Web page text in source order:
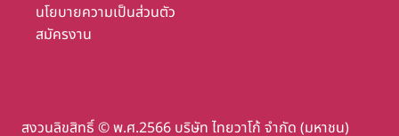
นโยบายความเป็นส่วนตัว
สมัครงาน
สงวนลิขสิทธิ์ © พ.ศ.2566 บริษัท ไทยวาโก้ จำกัด (มหาชน)